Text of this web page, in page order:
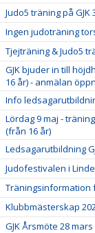
Judo5 träning på GJK
Ingen judoträning
Tjejträning & Judo5
GJK bjuder in till
16 år) - anmälan
Info
Lördag 9 maj -
(från 16 år)
Ledsagarutbildning
Judofestivalen i
Träningsinformation
Klubbmästerskap
GJK Årsmöte 28 mars